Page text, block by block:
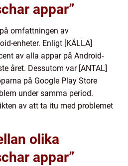
appar”
omfattningen av
enheter. Enligt [KÄLLA]
av alla appar på Android-
året. Dessutom var [ANTAL]
på Google Play Store
under samma period.
av att ta itu med problemet
olika
appar”